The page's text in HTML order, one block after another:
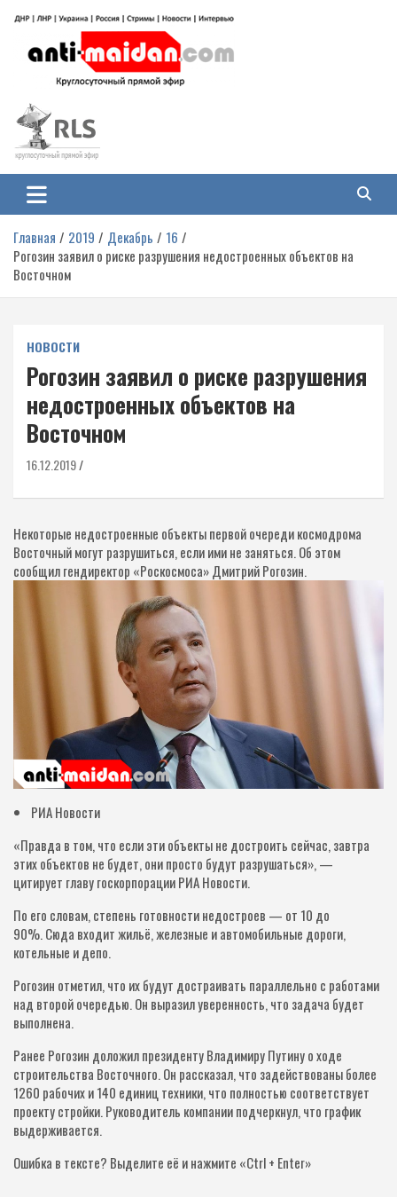
содержимому
Антимайдан: Гражданская война
на Украине
гражданской войне на Украине, включая события в Новороссии, ДНР,
ЛНР и других регионах.
Главная 2019 Декабрь
16
Рогозин заявил о риске разрушения недостроенных объектов на
Восточном
НОВОСТИ
Рогозин заявил о риске разрушения
недостроенных объектов на
Восточном
16.12.2019
Некоторые недостроенные объекты первой очереди космодрома
Восточный могут разрушиться, если ими не заняться. Об этом
сообщил гендиректор «Роскосмоса» Дмитрий Рогозин.
РИА Новости
«Правда в том, что если эти объекты не достроить сейчас, завтра
этих объектов не будет, они просто будут разрушаться», —
цитирует главу госкорпорации РИА Новости.
По его словам, степень готовности недостроев — от 10 до
90%. Сюда входит жильё, железные и автомобильные дороги,
котельные и депо.
Рогозин отметил, что их будут достраивать параллельно с работами
над второй очередью. Он выразил уверенность, что задача будет
выполнена.
Ранее Рогозин доложил президенту Владимиру Путину о ходе
строительства Восточного. Он рассказал, что задействованы более
1260 рабочих и 140 единиц техники, что полностью соответствует
проекту стройки. Руководитель компании подчеркнул, что график
выдерживается.
Ошибка в тексте? Выделите её и нажмите «Ctrl + Enter»